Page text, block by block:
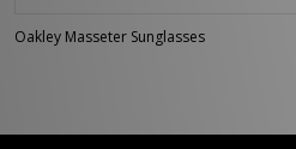
Oakley Masseter Sunglasses